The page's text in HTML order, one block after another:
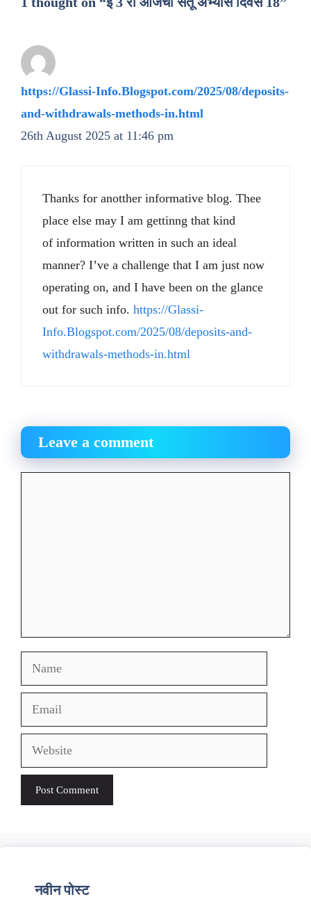
https://Glassi-Info.Blogspot.com/2025/08/deposits-
and-withdrawals-methods-in.html
26th August 2025 at 11:46 pm
Thanks for anotther informative blog. Thee
place else may I am gettinng that kind
of information written in such an ideal
manner? I’ve a challenge that I am just now
operating on, and I have been on the glance
out for such info. https://Glassi-
Info.Blogspot.com/2025/08/deposits-and-
withdrawals-methods-in.html
Leave a comment
Name
Email
Website
नवीन पोस्ट